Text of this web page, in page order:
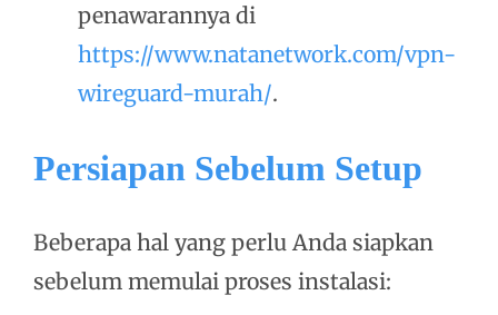
penawarannya di
https://www.natanetwork.com/vpn-
wireguard-murah/.
Persiapan Sebelum Setup
Beberapa hal yang perlu Anda siapkan
sebelum memulai proses instalasi: